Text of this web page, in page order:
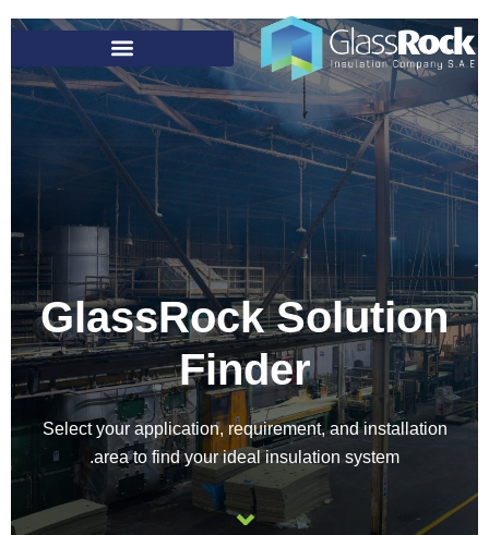
GlassRock Solution
Finder
Select your application, requirement, and installation
area to find your ideal insulation system.
⌄